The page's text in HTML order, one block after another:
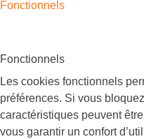
Fonctionnels
Fonctionnels
Les cookies fonctionnels
préférences. Si vous
caractéristiques peuvent
vous garantir un confort